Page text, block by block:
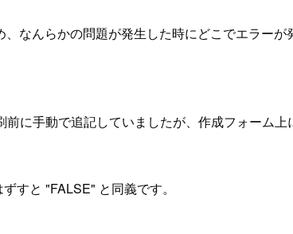
なんらかの問題が発生した時にどこでエラー
に手動で追記していましたが、作成フォーム
すと "FALSE" と同義です。